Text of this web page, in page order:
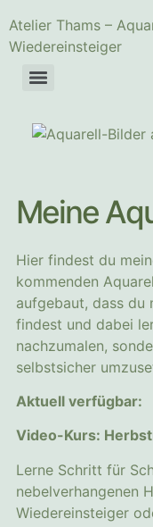
Atelier Thams –
Wiedereinsteiger
Meine
Hier findest du
kommenden
aufgebaut, dass du
findest und dabei
nachzumalen,
selbstsicher
Aktuell verfügbar:
Video-Kurs:
Lerne Schritt für
nebelverhangenen
Wiedereinsteiger